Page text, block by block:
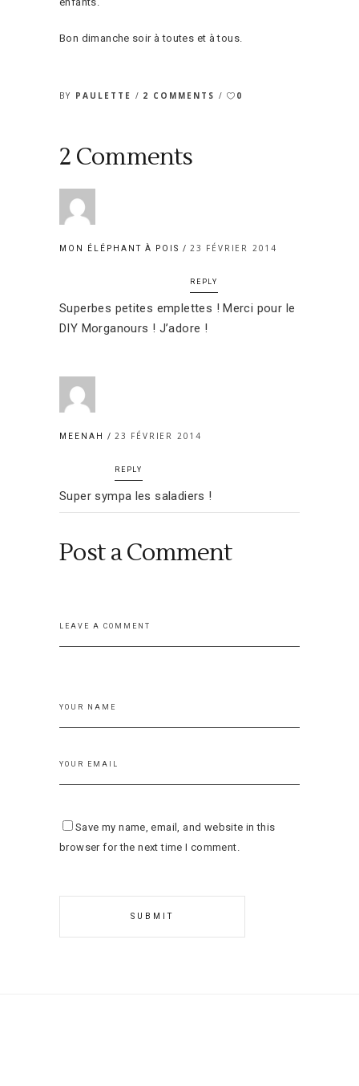
Bon dimanche soir à toutes et à tous.
BY PAULETTE 2 COMMENTS 0
2 Comments
MON ÉLÉPHANT À POIS 23 FÉVRIER 2014
REPLY
Superbes petites emplettes ! Merci pour le
DIY Morganours ! J’adore !
MEENAH 23 FÉVRIER 2014
REPLY
Super sympa les saladiers !
Post a Comment
Save my name, email, and website in this
browser for the next time I comment.